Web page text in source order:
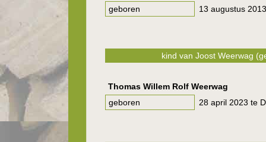
geboren
13 augustus
kind van Joost Weerwag
Thomas Willem Rolf Weerwag
geboren
28 april 2023 te